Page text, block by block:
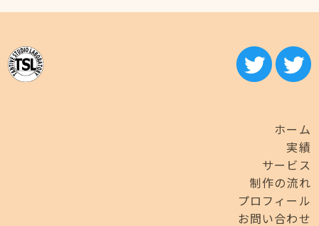
ホーム
実績
サービス
制作の流れ
プロフィール
お問い合わせ